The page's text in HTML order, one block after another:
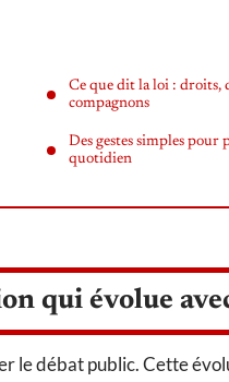
Ce que dit la loi : droits,
compagnons
Des gestes simples pour
quotidien
qui évolue
le débat public. Cette